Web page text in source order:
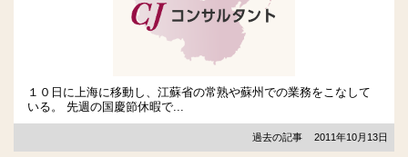
１０日に上海に移動し、江蘇省の常熟や蘇州での業務をこなして
いる。 先週の国慶節休暇で...
過去の記事 2011年10月13日